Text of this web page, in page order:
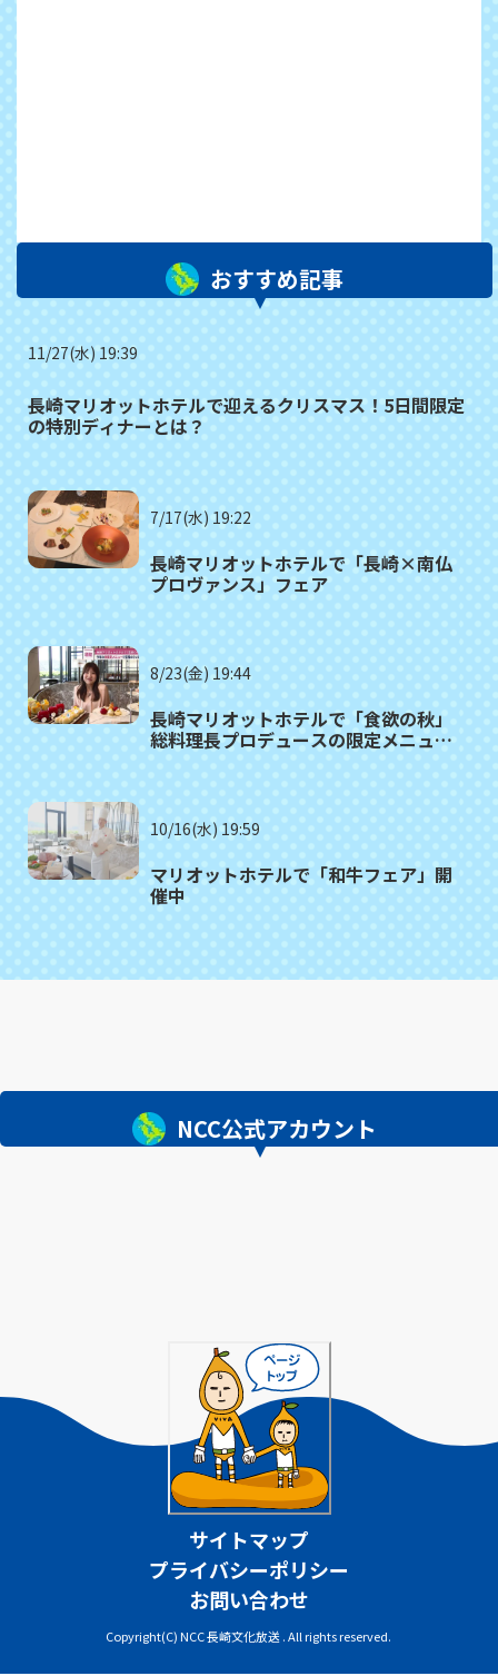
おすすめ記事
11/27(水) 19:39
長崎マリオットホテルで迎えるクリスマス！5日間限定
の特別ディナーとは？
7/17(水) 19:22
長崎マリオットホテルで「長崎×南仏
プロヴァンス」フェア
8/23(金) 19:44
長崎マリオットホテルで「食欲の秋」
総料理長プロデュースの限定メニュー
10/16(水) 19:59
マリオットホテルで「和牛フェア」開
催中
NCC公式アカウント
サイトマップ
プライバシーポリシー
お問い合わせ
Copyright(C) NCC 長崎文化放送 . All rights reserved.